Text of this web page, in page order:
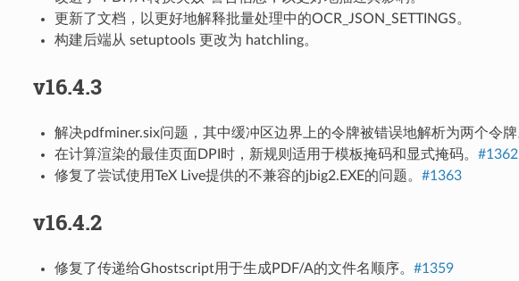
更新了文档，以更好地解释批量处理中的OCR_JSON_SETTINGS。
构建后端从 setuptools 更改为 hatchling。
v16.4.3
解决pdfminer.six问题，其中缓冲区边界上的令牌被错误地解析为两个令牌
在计算渲染的最佳页面DPI时，新规则适用于模板掩码和显式掩码。 #1362
修复了尝试使用TeX Live提供的不兼容的jbig2.EXE的问题。 #1363
v16.4.2
修复了传递给Ghostscript用于生成PDF/A的文件名顺序。 #1359